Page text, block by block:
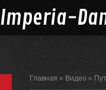
Imperia-
Главная » Видео »